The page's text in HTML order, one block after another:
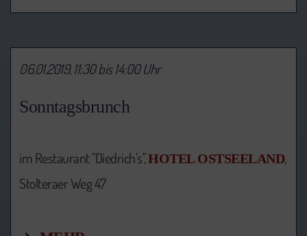
Sonntagsbrunch
06.01.2019, 11:30 bis 14:00 Uhr
im Restaurant "Diedrich's",HOTEL OSTSEELAND,
Stolteraer Weg 47